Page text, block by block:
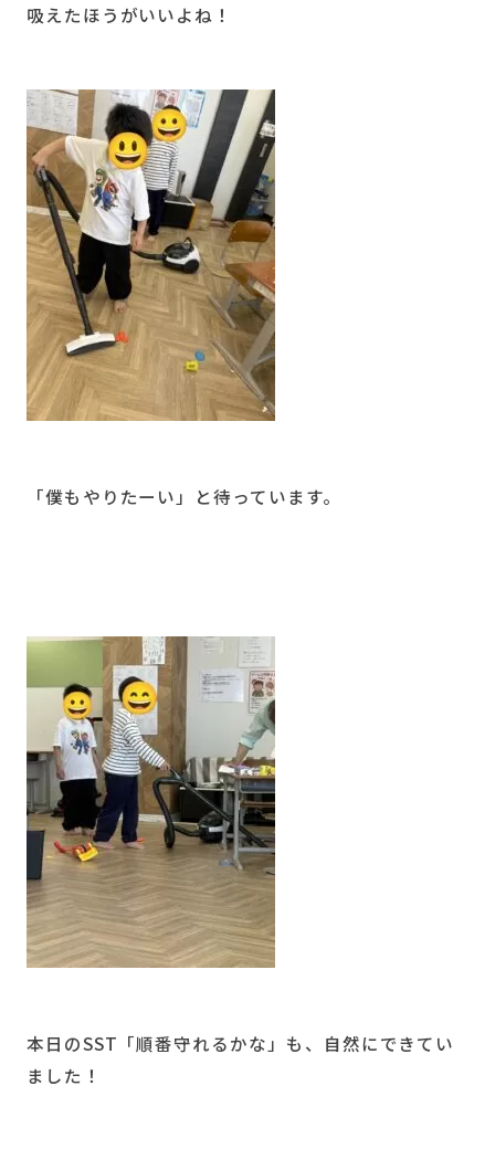
吸えたほうがいいよね！
「僕もやりたーい」と待っています。
本日のSST「順番守れるかな」も、自然にできてい
ました！